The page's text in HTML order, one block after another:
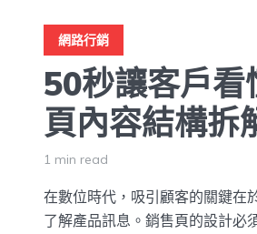
網路行銷
50秒讓客戶看
頁內容結構拆
1 min read
在數位時代，吸引顧客的關鍵在
了解產品訊息。銷售頁的設計必